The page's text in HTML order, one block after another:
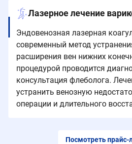
Лазерное лечение
Эндовенозная лазерная
современный метод
расширения вен нижних
процедурой проводится
консультация флеболога.
устранить венозную
операции и длительного
Посмотреть прайс-